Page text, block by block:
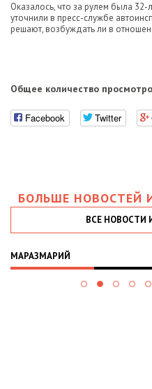
Оказалось, что за рулем была
уточнили в пресс-службе
решают, возбуждать ли в
Общее количество
Facebook Twitter
БОЛЬШЕ НОВОСТЕЙ
ВСЕ НОВОСТИ
МАРАЗМАРИЙ